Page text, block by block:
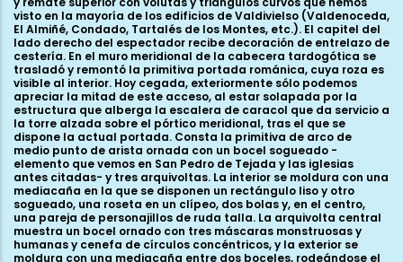
visto en la mayoría de los edificios de Valdivielso (Valdenoceda,
El Almiñé, Condado, Tartalés de los Montes, etc.). El capitel del
lado derecho del espectador recibe decoración de entrelazo de
cestería. En el muro meridional de la cabecera tardogótica se
trasladó y remontó la primitiva portada románica, cuya roza es
visible al interior. Hoy cegada, exteriormente sólo podemos
apreciar la mitad de este acceso, al estar solapada por la
estructura que alberga la escalera de caracol que da servicio a
la torre alzada sobre el pórtico meridional, tras el que se
dispone la actual portada. Consta la primitiva de arco de
medio punto de arista ornada con un bocel sogueado -
elemento que vemos en San Pedro de Tejada y las iglesias
antes citadas- y tres arquivoltas. La interior se moldura con una
mediacaña en la que se disponen un rectángulo liso y otro
sogueado, una roseta en un clípeo, dos bolas y, en el centro,
una pareja de personajillos de ruda talla. La arquivolta central
muestra un bocel ornado con tres máscaras monstruosas y
humanas y cenefa de círculos concéntricos, y la exterior se
moldura con una mediacaña entre dos boceles, rodeándose el